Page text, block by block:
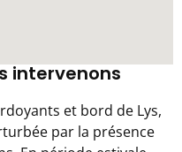
intervenons
et bord de Lys,
par la présence